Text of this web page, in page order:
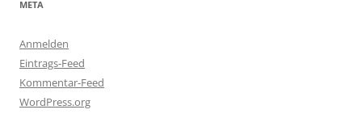
META
Anmelden
Eintrags-Feed
Kommentar-Feed
WordPress.org